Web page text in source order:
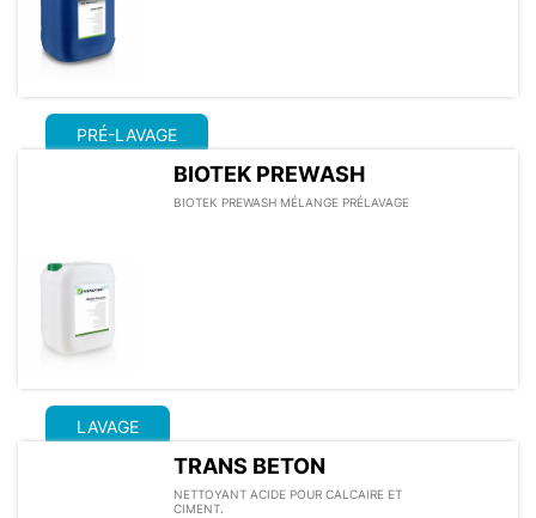
PRÉ-LAVAGE
BIOTEK PREWASH
BIOTEK PREWASH MÉLANGE PRÉLAVAGE
LAVAGE
TRANS BETON
NETTOYANT ACIDE POUR CALCAIRE ET
CIMENT.